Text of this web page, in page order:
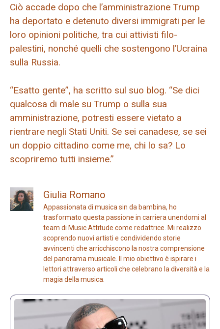
Ciò accade dopo che l’amministrazione Trump
ha deportato e detenuto diversi immigrati per le
loro opinioni politiche, tra cui attivisti filo-
palestini, nonché quelli che sostengono l’Ucraina
sulla Russia.
“Esatto gente”, ha scritto sul suo blog. “Se dici
qualcosa di male su Trump o sulla sua
amministrazione, potresti essere vietato a
rientrare negli Stati Uniti. Se sei canadese, se sei
un doppio cittadino come me, chi lo sa? Lo
scopriremo tutti insieme.”
Giulia Romano
Appassionata di musica sin da bambina, ho
trasformato questa passione in carriera unendomi al
team di Music Attitude come redattrice. Mi realizzo
scoprendo nuovi artisti e condividendo storie
avvincenti che arricchiscono la nostra comprensione
del panorama musicale. Il mio obiettivo è ispirare i
lettori attraverso articoli che celebrano la diversità e la
magia della musica.